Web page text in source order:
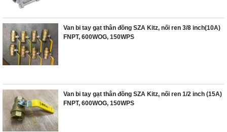
Van bi tay gạt thân đồng SZA Kitz, nối ren 3/8 inch(10A)
FNPT, 600WOG, 150WPS
Van bi tay gạt thân đồng SZA Kitz, nối ren 1/2 inch (15A)
FNPT, 600WOG, 150WPS